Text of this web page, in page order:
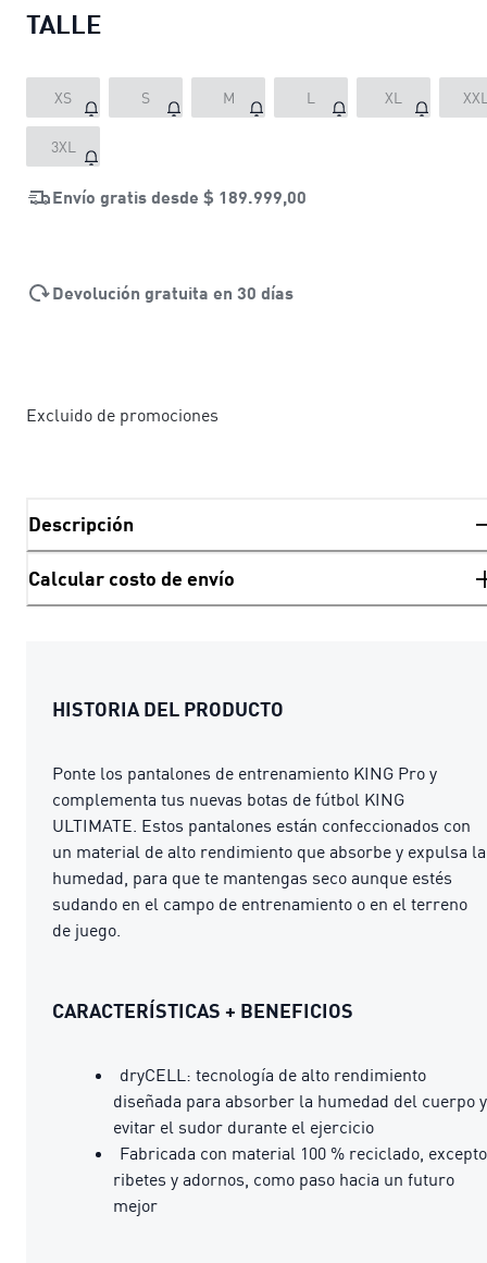
TALLE
XS S M L XL
3XL
Envío gratis desde $ 189.999,00
Devolución gratuita en 30 días
Excluido de promociones
Descripción
Calcular costo de envío
HISTORIA DEL PRODUCTO
Ponte los pantalones de entrenamiento KING Pro y
complementa tus nuevas botas de fútbol KING
ULTIMATE. Estos pantalones están confeccionados con
un material de alto rendimiento que absorbe y expulsa la
humedad, para que te mantengas seco aunque estés
sudando en el campo de entrenamiento o en el terreno
de juego.
CARACTERÍSTICAS + BENEFICIOS
dryCELL: tecnología de alto rendimiento
diseñada para absorber la humedad del cuerpo y
evitar el sudor durante el ejercicio
Fabricada con material 100 % reciclado, excepto
ribetes y adornos, como paso hacia un futuro
mejor